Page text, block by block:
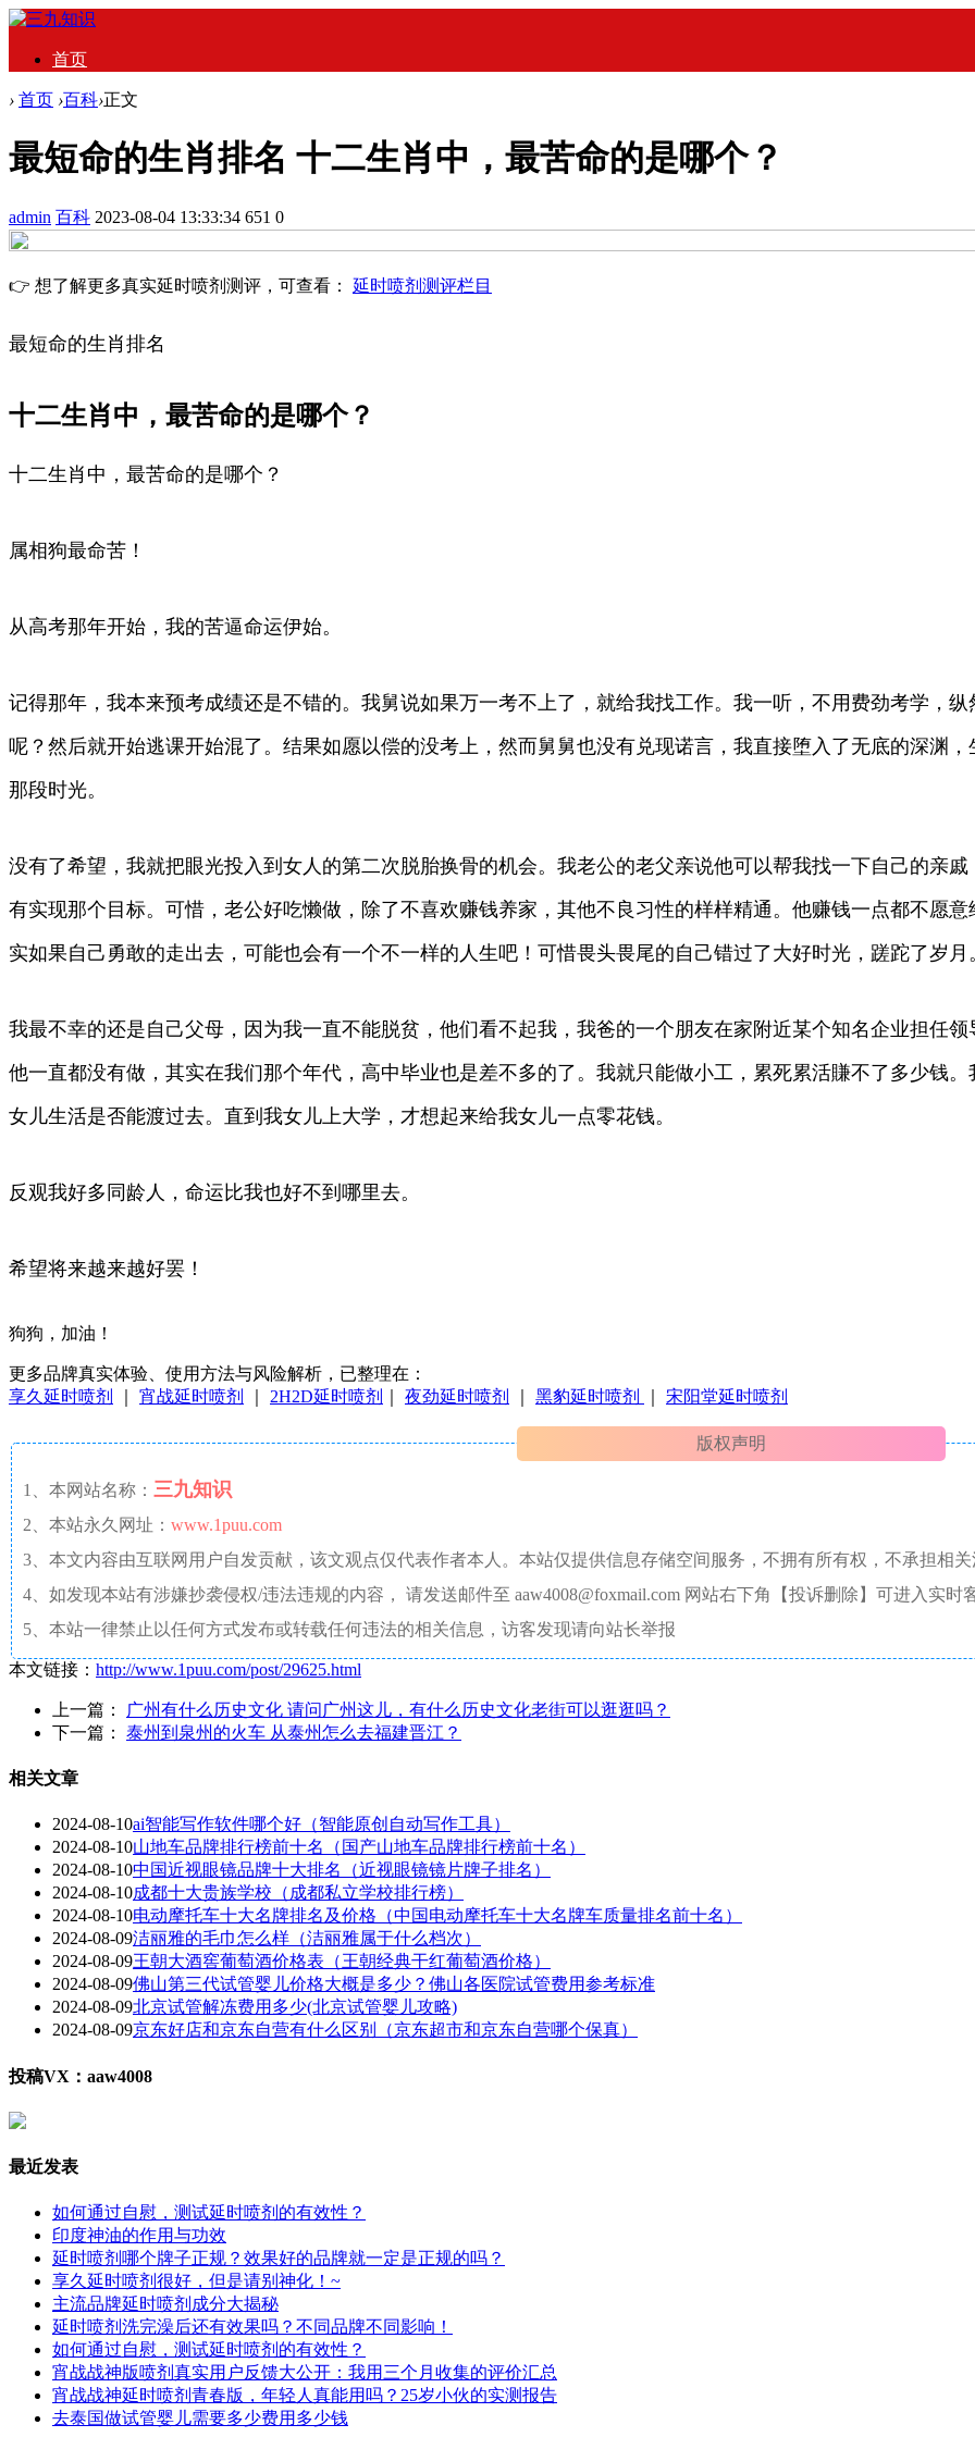
首页
› 首页 ›百科›正文
最短命的生肖排名 十二生肖中，最苦命的是哪个？
admin 百科 2023-08-04 13:33:34 651 0
👉 想了解更多真实延时喷剂测评，可查看： 延时喷剂测评栏目
最短命的生肖排名
十二生肖中，最苦命的是哪个？
十二生肖中，最苦命的是哪个？
属相狗最命苦！
从高考那年开始，我的苦逼命运伊始。
记得那年，我本来预考成绩还是不错的。我舅说如果万一考不上了，就给我找工作。我一听，不用费劲考学，
呢？然后就开始逃课开始混了。结果如愿以偿的没考上，然而舅舅也没有兑现诺言，我直接堕入了无底的深渊
那段时光。
没有了希望，我就把眼光投入到女人的第二次脱胎换骨的机会。我老公的老父亲说他可以帮我找一下自己的亲
有实现那个目标。可惜，老公好吃懒做，除了不喜欢赚钱养家，其他不良习性的样样精通。他赚钱一点都不愿
实如果自己勇敢的走出去，可能也会有一个不一样的人生吧！可惜畏头畏尾的自己错过了大好时光，蹉跎了岁月
我最不幸的还是自己父母，因为我一直不能脱贫，他们看不起我，我爸的一个朋友在家附近某个知名企业担任
他一直都没有做，其实在我们那个年代，高中毕业也是差不多的了。我就只能做小工，累死累活賺不了多少钱
女儿生活是否能渡过去。直到我女儿上大学，才想起来给我女儿一点零花钱。
反观我好多同龄人，命运比我也好不到哪里去。
希望将来越来越好罢！
狗狗，加油！
更多品牌真实体验、使用方法与风险解析，已整理在：
享久延时喷剂
宵战延时喷剂 2H2D延时喷剂 夜劲延时喷剂 黑豹延时喷剂 宋阳堂延时喷剂
版权声明
1、本网站名称： 三九知识
2、本站永久网址： www.1puu.com
3、本文内容由互联网用户自发贡献，该文观点仅代表作者本人。本站仅提供信息存储空间服务，不拥有所有权，不承担相
4、如发现本站有涉嫌抄袭侵权/违法违规的内容， 请发送邮件至 aaw4008@foxmail.com 网站右下角【投诉删除】可进入实时
5、本站一律禁止以任何方式发布或转载任何违法的相关信息，访客发现请向站长举报
本文链接： http://www.1puu.com/post/29625.html
上一篇：
广州有什么历史文化 请问广州这儿，有什么历史文化老街可以逛逛吗？
下一篇： 泰州到泉州的火车 从泰州怎么去福建晋江？
相关文章
2024-08-10ai智能写作软件哪个好（智能原创自动写作工具）
2024-08-10山地车品牌排行榜前十名（国产山地车品牌排行榜前十名）
2024-08-10中国近视眼镜品牌十大排名（近视眼镜镜片牌子排名）
2024-08-10成都十大贵族学校（成都私立学校排行榜）
2024-08-10电动摩托车十大名牌排名及价格（中国电动摩托车十大名牌车质量排名前十名）
2024-08-09洁丽雅的毛巾怎么样（洁丽雅属于什么档次）
2024-08-09王朝大酒窖葡萄酒价格表（王朝经典干红葡萄酒价格）
2024-08-09佛山第三代试管婴儿价格大概是多少？佛山各医院试管费用参考标准
2024-08-09北京试管解冻费用多少(北京试管婴儿攻略)
2024-08-09京东好店和京东自营有什么区别（京东超市和京东自营哪个保真）
投稿VX：aaw4008
最近发表
如何通过自慰，测试延时喷剂的有效性？
印度神油的作用与功效
延时喷剂哪个牌子正规？效果好的品牌就一定是正规的吗？
享久延时喷剂很好，但是请别神化！~
主流品牌延时喷剂成分大揭秘
延时喷剂洗完澡后还有效果吗？不同品牌不同影响！
如何通过自慰，测试延时喷剂的有效性？
宵战战神版喷剂真实用户反馈大公开：我用三个月收集的评价汇总
宵战战神延时喷剂青春版，年轻人真能用吗？25岁小伙的实测报告
去泰国做试管婴儿需要多少费用多少钱